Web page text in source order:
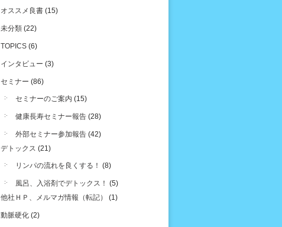
オススメ良書 (15)
未分類 (22)
TOPICS (6)
インタビュー (3)
セミナー (86)
セミナーのご案内 (15)
健康長寿セミナー報告 (28)
外部セミナー参加報告 (42)
デトックス (21)
リンパの流れを良くする！ (8)
風呂、入浴剤でデトックス！ (5)
他社ＨＰ、メルマガ情報（転記）
(1)
動脈硬化 (2)